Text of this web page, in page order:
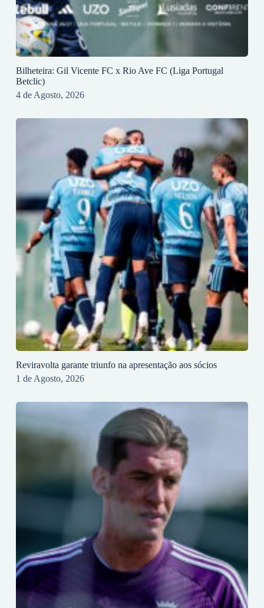
Bilheteira: Gil Vicente FC x Rio Ave FC (Liga Portugal
Betclic)
4 de Agosto, 2026
Reviravolta garante triunfo na apresentação aos sócios
1 de Agosto, 2026